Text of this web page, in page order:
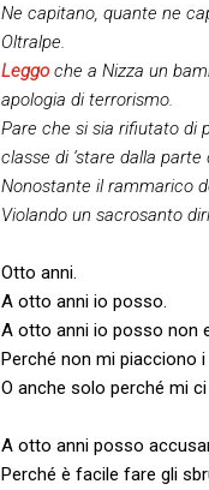
Ne capitano, quante ne
Oltralpe.
Leggo che a Nizza un
apologia di terrorismo.
Pare che si sia rifiutato di
classe di ‘stare dalla parte
Nonostante il rammarico
Violando un sacrosanto
Otto anni.
A otto anni io posso.
A otto anni io posso non
Perché non mi piacciono i
O anche solo perché mi
A otto anni posso
Perché è facile fare gli